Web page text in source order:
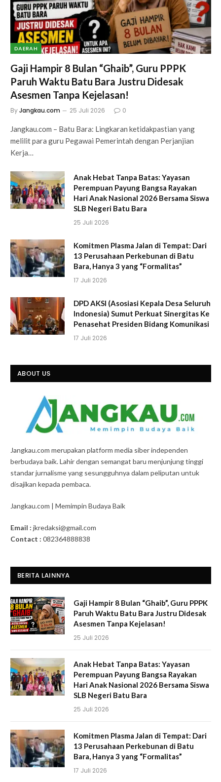
DAERAH
Gaji Hampir 8 Bulan “Ghaib”, Guru PPPK
Paruh Waktu Batu Bara Justru Didesak
Asesmen Tanpa Kejelasan!
ByJangkau.com 25 Juli 2026 0
Jangkau.com – Batu Bara: Lingkaran ketidakpastian yang
melilit para guru Pegawai Pemerintah dengan Perjanjian
Kerja…
Anak Hebat Tanpa Batas: Yayasan
Perempuan Payung Bangsa Rayakan
Hari Anak Nasional 2026 Bersama Siswa
SLB Negeri Batu Bara
25 Juli 2026
Komitmen Plasma Jalan di Tempat: Dari
13 Perusahaan Perkebunan di Batu
Bara, Hanya 3 yang “Formalitas”
17 Juli 2026
DPD AKSI (Asosiasi Kepala Desa Seluruh
Indonesia) Sumut Perkuat Sinergitas Ke
Penasehat Presiden Bidang Komunikasi
17 Juli 2026
ABOUT US
Jangkau.com merupakan platform media siber independen
berbudaya baik. Lahir dengan semangat baru menjunjung tinggi
standar jurnalisme yang sesungguhnya dalam peliputan untuk
disajikan kepada pembaca.
Jangkau.com | Memimpin Budaya Baik
Email : jkredaksi@gmail.com
Contact : 082364888838
BERITA LAINNYA
Gaji Hampir 8 Bulan “Ghaib”, Guru PPPK
Paruh Waktu Batu Bara Justru Didesak
Asesmen Tanpa Kejelasan!
25 Juli 2026
Anak Hebat Tanpa Batas: Yayasan
Perempuan Payung Bangsa Rayakan
Hari Anak Nasional 2026 Bersama Siswa
SLB Negeri Batu Bara
25 Juli 2026
Komitmen Plasma Jalan di Tempat: Dari
13 Perusahaan Perkebunan di Batu
Bara, Hanya 3 yang “Formalitas”
17 Juli 2026